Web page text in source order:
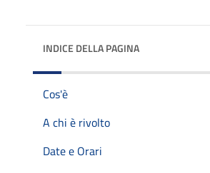
INDICE DELLA PAGINA
Cos'è
A chi è rivolto
Date e Orari